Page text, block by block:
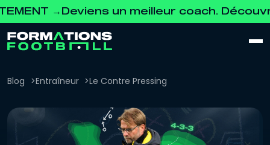
Deviens un meilleur coach. Découvre notre
Blog Entraîneur Le Contre Pressing